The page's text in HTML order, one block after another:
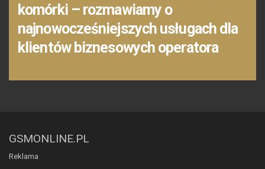
komórki – rozmawiamy o
najnowocześniejszych usługach dla
klientów biznesowych operatora
GSMONLINE.PL
Reklama